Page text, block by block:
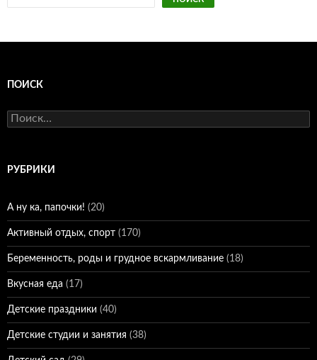
ПОИСК
Найти:
РУБРИКИ
А ну ка, папочки! (20)
Активный отдых, спорт (170)
Беременность, роды и грудное вскармливание (18)
Вкусная еда (17)
Детские праздники (40)
Детские студии и занятия (38)